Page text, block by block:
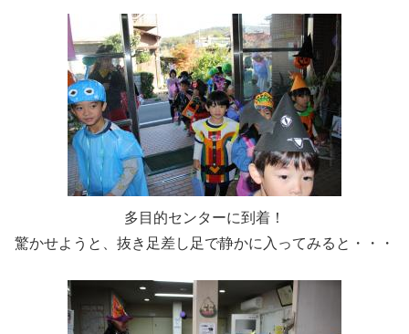
多目的センターに到着！
驚かせようと、抜き足差し足で静かに入ってみると・・・